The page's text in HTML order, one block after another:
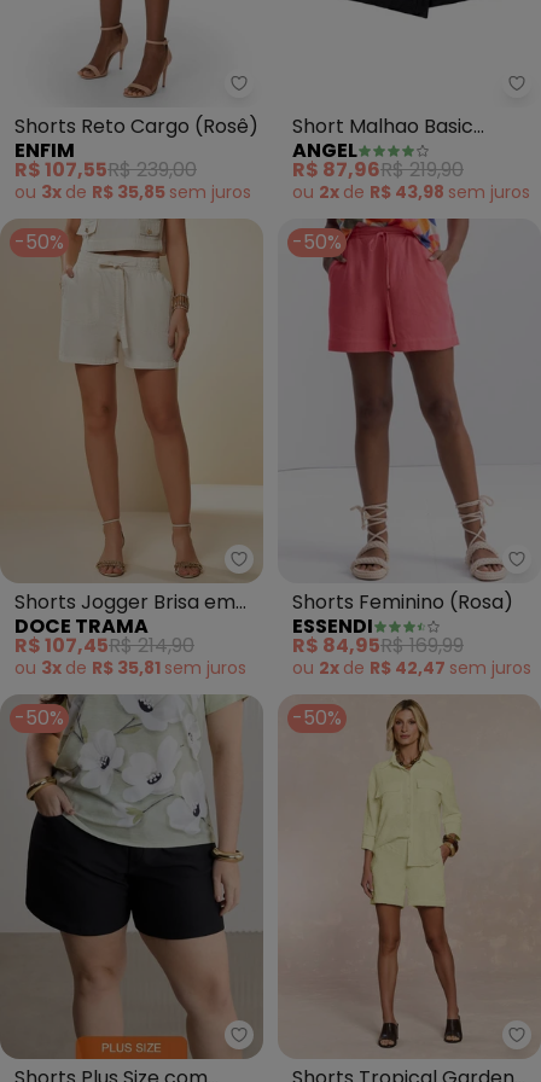
Enfim - Shorts Reto Cargo
Shorts Reto Cargo (Rosê)
ENFIM
R$ 107,55R$ 239,00
ou 3x de R$ 35,85 sem juros
Short Malhao Basic
(Preto)
ANGEL
R$ 87,96R$ 219,90
ou 2x de R$ 43,98 sem juros
-50%
Doce Trama - Shorts Jogger
Shorts Jogger Brisa em
Linho (Branco)
DOCE TRAMA
R$ 107,45R$ 214,90
ou 3x de R$ 35,81 sem juros
-50%
Shorts Feminino (Rosa)
ESSENDI
R$ 84,95R$ 169,99
ou 2x de R$ 42,47 sem juros
-50%
Lunender Mais Mulher - Shorts
-50%